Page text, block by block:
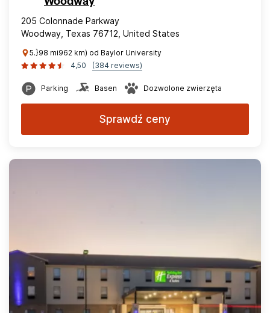
205 Colonnade Parkway
Woodway, Texas 76712, United States
5.}98 mi962 km) od Baylor University
4,50
(384 reviews)
Parking Basen Dozwolone zwierzęta
Sprawdź ceny